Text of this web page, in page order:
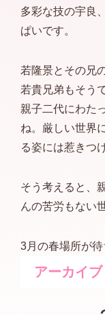
多彩な技の宇良
ぱいです。
若隆景とその兄
若貴兄弟もそう
親子二代にわた
ね。厳しい世界
る姿には惹きつ
そう考えると、
んの苦労もない
3月の春場所が待
アーカイブ